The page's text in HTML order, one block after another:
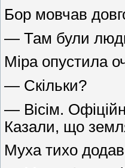
Бор мовчав
— Там були
Міра опустила
— Скільки?
— Вісім.
Казали, що
Муха тихо